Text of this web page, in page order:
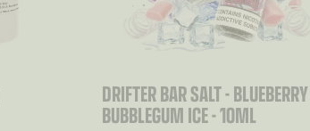
DRIFTER BAR SALT - BLUEBERRY
BUBBLEGUM ICE - 10ML